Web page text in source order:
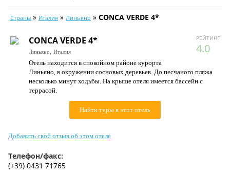
Календарь туров
Цены дня
Страны
Как купить
Страны » Италия » Линьяно » CONCA VERDE 4*
РЕЙТИНГ
4.0
CONCA VERDE 4*
Линьяно, Италия
Отель находится в спокойном районе курорта
Линьяно, в окружении сосновых деревьев. До песчаного пляжа
несколько минут ходьбы. На крыше отеля имеется бассейн с
террасой.
Найти туры в этот отель
Добавить свой отзыв об этом отеле
Телефон/факс:
(+39) 0431 71765